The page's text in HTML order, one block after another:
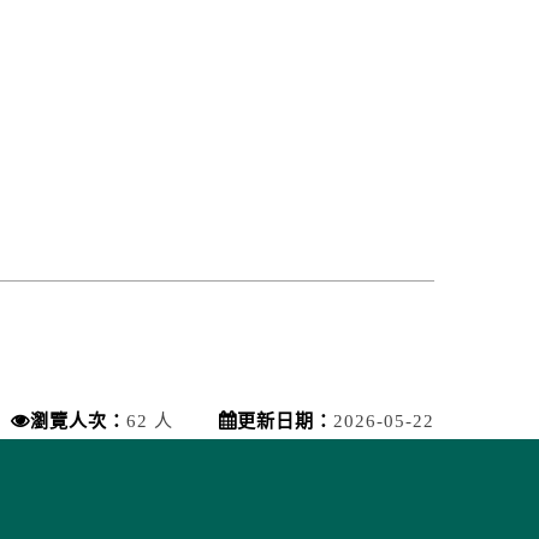
瀏覽人次： 62 人 更新日期： 2026-05-22